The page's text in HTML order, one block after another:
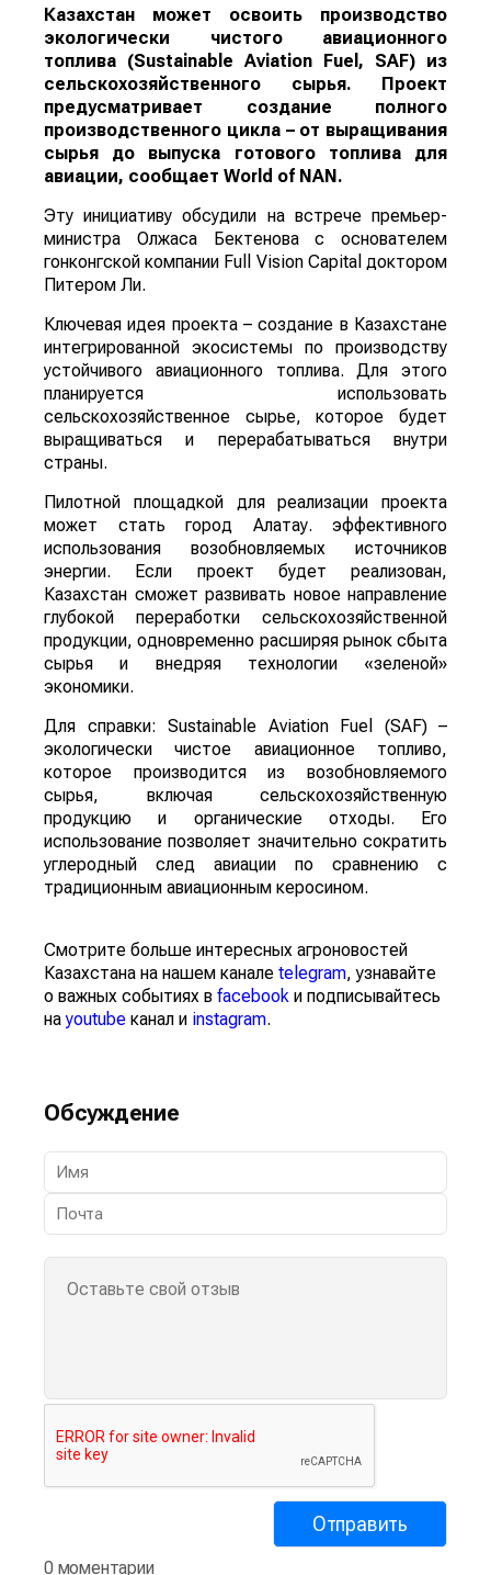
Казахстан может освоить производство
экологически чистого авиационного
топлива (Sustainable Aviation Fuel, SAF) из
сельскохозяйственного сырья. Проект
предусматривает создание полного
производственного цикла – от выращивания
сырья до выпуска готового топлива для
авиации, сообщает World of NAN .
Эту инициативу обсудили на встрече премьер-
министра Олжаса Бектенова с основателем
гонконгской компании Full Vision Capital доктором
Питером Ли.
Ключевая идея проекта – создание в Казахстане
интегрированной экосистемы по производству
устойчивого авиационного топлива. Для этого
планируется использовать
сельскохозяйственное сырье, которое будет
выращиваться и перерабатываться внутри
страны.
Пилотной площадкой для реализации проекта
может стать город Алатау. эффективного
использования возобновляемых источников
энергии. Если проект будет реализован,
Казахстан сможет развивать новое направление
глубокой переработки сельскохозяйственной
продукции, одновременно расширяя рынок сбыта
сырья и внедряя технологии «зеленой»
экономики.
Для справки: Sustainable Aviation Fuel (SAF) –
экологически чистое авиационное топливо,
которое производится из возобновляемого
сырья, включая сельскохозяйственную
продукцию и органические отходы. Его
использование позволяет значительно сократить
углеродный след авиации по сравнению с
традиционным авиационным керосином.
Смотрите больше интересных агроновостей
Казахстана на нашем канале telegram, узнавайте
о важных событиях в facebook и подписывайтесь
наyoutube канал и instagram.
Обсуждение
0 моментарии